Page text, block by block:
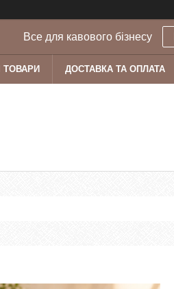
Все для кавового бізнесу
ТОВАРИ ДОСТАВКА ТА ОПЛАТА